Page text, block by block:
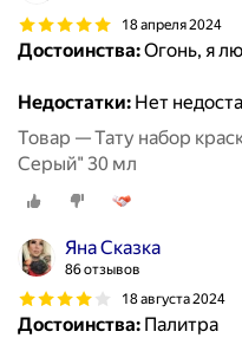
18 апреля 2024
Достоинства:Огонь, я
Недостатки: Нет
Товар — Тату набор
Серый" 30 мл
Яна Сказка
86 отзывов
18 августа 2024
Достоинства: Палитра